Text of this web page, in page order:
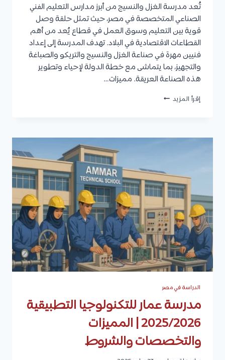
تُعد مدرسة الغزل والنسيج من أبرز مدارس التعليم الفني
الصناعي المتخصصة في مصر، حيث تمثل حلقة وصل
قوية بين التعليم وسوق العمل في قطاع يُعد من أهم
القطاعات الاقتصادية في البلاد. تهدف المدرسة إلى إعداد
فنيين مهرة في صناعة الغزل والنسيج والتريكو والصباغة
والتجهيز، بما يتماشى مع خطة الدولة لإحياء وتطوير
هذه الصناعة العريقة. مميزات…
إقرأ المزيد مدرسة
|
المصاريف،
والتقديم
الدراسة في مصر
مدرسة عمار للتكنولوجيا التطبيقية
2025/2026 | المميزات
والتخصصات والشروط